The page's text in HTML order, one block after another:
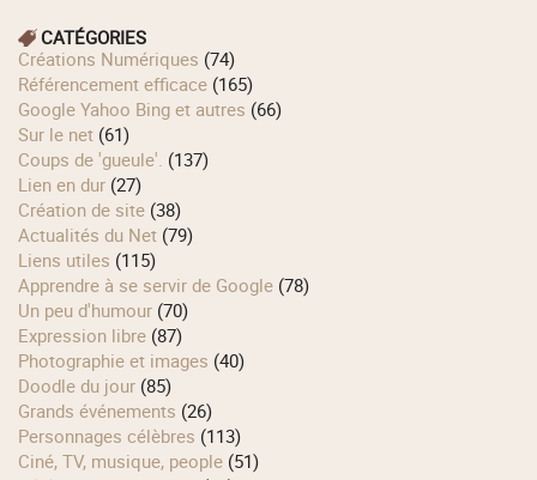
CATÉGORIES
Créations Numériques (74)
Référencement efficace (165)
Google Yahoo Bing et autres (66)
Sur le net (61)
Coups de 'gueule'. (137)
Lien en dur (27)
Création de site (38)
Actualités du Net (79)
Liens utiles (115)
Apprendre à se servir de Google (78)
Un peu d'humour (70)
Expression libre (87)
Photographie et images (40)
Doodle du jour (85)
Grands événements (26)
Personnages célèbres (113)
Ciné, TV, musique, people (51)